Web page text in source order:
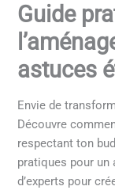
Guide
astuces
Envie de
Découvre
respectant ton
pratiques pour un
d’experts pour